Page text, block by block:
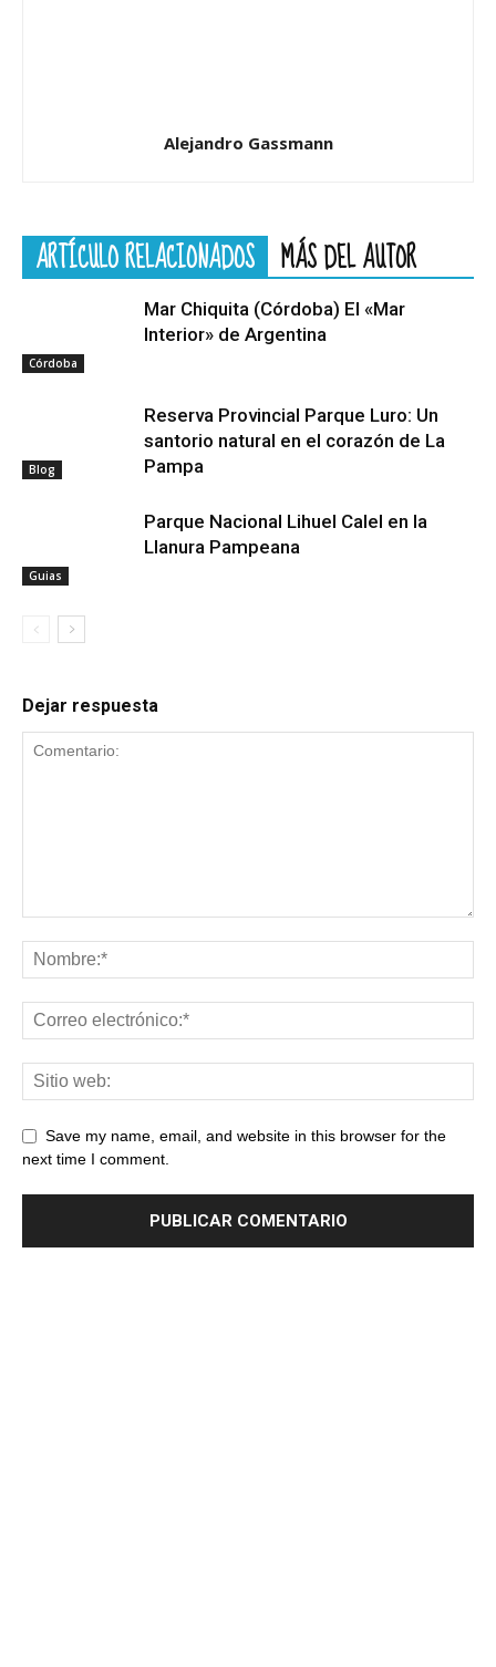
Alejandro Gassmann
ARTÍCULO RELACIONADOS MÁS DEL AUTOR
Córdoba
Mar Chiquita (Córdoba) El «Mar
Interior» de Argentina
Blog
Reserva Provincial Parque Luro: Un
santorio natural en el corazón de La
Pampa
Guias
Parque Nacional Lihuel Calel en la
Llanura Pampeana
Dejar respuesta
Save my name, email, and website in this browser for the
next time I comment.